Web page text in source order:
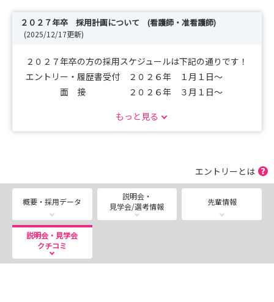
２０２７年卒 採用計画について (看護師・准看護師)
(2025/12/17更新)
２０２７年卒の方の採用スケジュールは下記の通りです！
エントリー・履歴書受付 ２０２６年 １月１日～
面 接 ２０２６年 ３月１日～
※採用予定数；５０名(看護師・准看護師)
もっと見る
エントリーとは
概要・採用データ
説明会・
見学会/選考情報
先輩情報
説明会・見学会
クチコミ